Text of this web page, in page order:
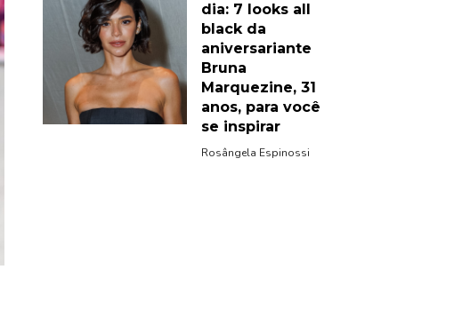
dia: 7 looks all
black da
aniversariante
Bruna
Marquezine, 31
anos, para você
se inspirar
Rosângela Espinossi